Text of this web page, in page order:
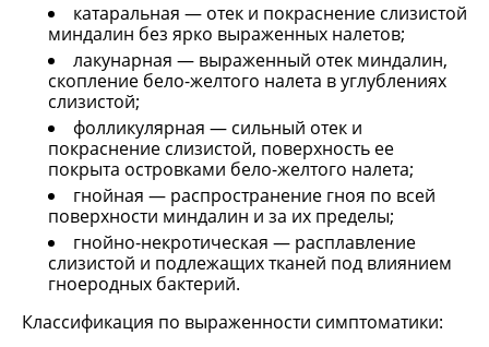
катаральная — отек и покраснение слизистой
миндалин без ярко выраженных налетов;
лакунарная — выраженный отек миндалин,
скопление бело-желтого налета в углублениях
слизистой;
фолликулярная — сильный отек и
покраснение слизистой, поверхность ее
покрыта островками бело-желтого налета;
гнойная — распространение гноя по всей
поверхности миндалин и за их пределы;
гнойно-некротическая — расплавление
слизистой и подлежащих тканей под влиянием
гноеродных бактерий.
Классификация по выраженности симптоматики: